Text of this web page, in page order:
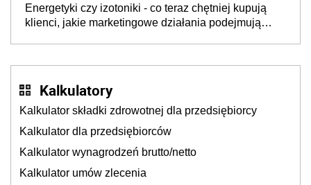
Energetyki czy izotoniki - co teraz chętniej kupują
klienci, jakie marketingowe działania podejmują
Kalkulatory
Kalkulator składki zdrowotnej dla przedsiębiorcy
Kalkulator dla przedsiębiorców
Kalkulator wynagrodzeń brutto/netto
Kalkulator umów zlecenia